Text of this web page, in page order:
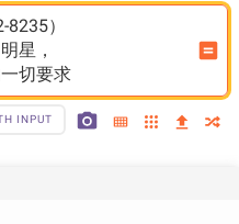
）
星，
切要求
INPUT